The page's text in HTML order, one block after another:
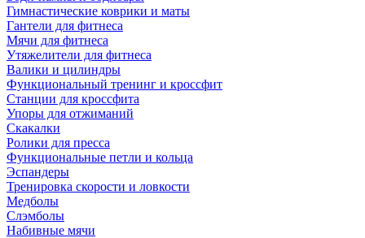
Гимнастические коврики и маты
Гантели для фитнеса
Мячи для фитнеса
Утяжелители для фитнеса
Валики и цилиндры
Функциональный тренинг и кроссфит
Станции для кроссфита
Упоры для отжиманий
Скакалки
Ролики для пресса
Функциональные петли и кольца
Эспандеры
Тренировка скорости и ловкости
Медболы
Слэмболы
Набивные мячи